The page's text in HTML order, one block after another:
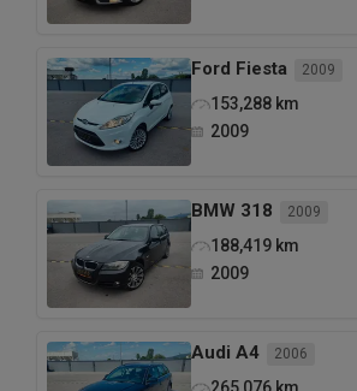
Ford Fiesta 2009
153,288 km
2009
BMW 318 2009
188,419 km
2009
Audi A4 2006